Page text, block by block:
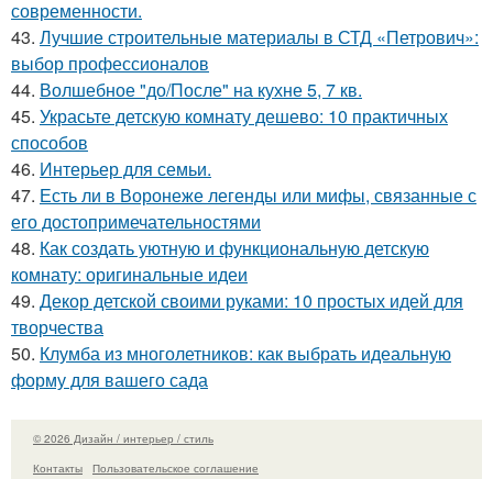
современности.
43. Лучшие строительные материалы в СТД «Петрович»:
выбор профессионалов
44. Волшебное "до/После" на кухне 5, 7 кв.
45. Украсьте детскую комнату дешево: 10 практичных
способов
46. Интерьер для семьи.
47. Есть ли в Воронеже легенды или мифы, связанные с
его достопримечательностями
48. Как создать уютную и функциональную детскую
комнату: оригинальные идеи
49. Декор детской своими руками: 10 простых идей для
творчества
50. Клумба из многолетников: как выбрать идеальную
форму для вашего сада
© 2026 Дизайн / интерьер / стиль
Контакты
Пользовательское соглашение